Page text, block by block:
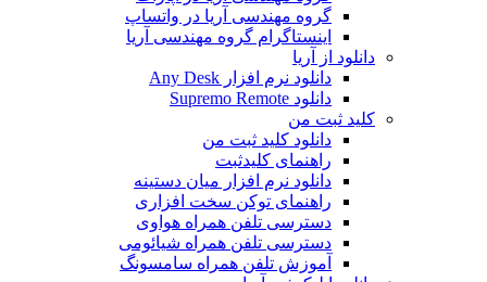
گروه مهندسی آریا در واتساپ
اینستاگرام گروه مهندسی آریا
دانلود از آریا
دانلود نرم افزار Any Desk
دانلود Supremo Remote
کلید ثبت من
دانلود کلید ثبت من
راهنمای کلیدثبت
دانلود نرم افزار میان دستینه
راهنمای توکن سخت افزاری
دسترسی تلفن همراه هواوی
دسترسی تلفن همراه شیائومی
آموزش تلفن همراه سامسونگ